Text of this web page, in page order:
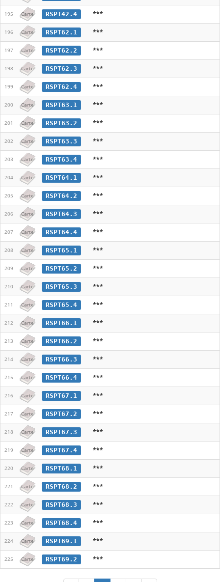
195 Carte RSPT42.4 ***
196 Carte RSPT62.1 ***
197 Carte RSPT62.2 ***
198 Carte RSPT62.3 ***
199 Carte RSPT62.4 ***
200 Carte RSPT63.1 ***
201 Carte RSPT63.2 ***
202 Carte RSPT63.3 ***
203 Carte RSPT63.4 ***
204 Carte RSPT64.1 ***
205 Carte RSPT64.2 ***
206 Carte RSPT64.3 ***
207 Carte RSPT64.4 ***
208 Carte RSPT65.1 ***
209 Carte RSPT65.2 ***
210 Carte RSPT65.3 ***
211 Carte RSPT65.4 ***
212 Carte RSPT66.1 ***
213 Carte RSPT66.2 ***
214 Carte RSPT66.3 ***
215 Carte RSPT66.4 ***
216 Carte RSPT67.1 ***
217 Carte RSPT67.2 ***
218 Carte RSPT67.3 ***
219 Carte RSPT67.4 ***
220 Carte RSPT68.1 ***
221 Carte RSPT68.2 ***
222 Carte RSPT68.3 ***
223 Carte RSPT68.4 ***
224 Carte RSPT69.1 ***
225 Carte RSPT69.2 ***